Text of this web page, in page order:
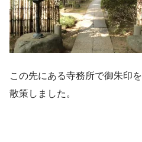
この先にある寺務所で御朱印
散策しました。